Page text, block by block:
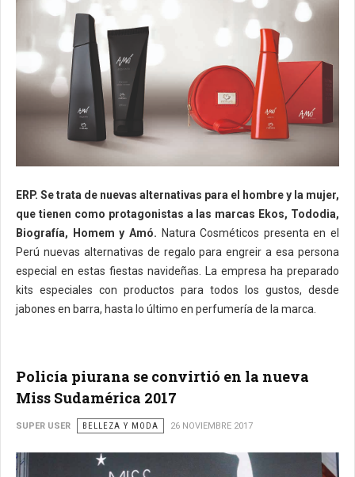
ERP. Se trata de nuevas alternativas para el hombre y la mujer,
que tienen como protagonistas a las marcas Ekos, Tododia,
Biografía, Homem y Amó. Natura Cosméticos presenta en el
Perú nuevas alternativas de regalo para engreir a esa persona
especial en estas fiestas navideñas. La empresa ha preparado
kits especiales con productos para todos los gustos, desde
jabones en barra, hasta lo último en perfumería de la marca.
Policía piurana se convirtió en la nueva
Miss Sudamérica 2017
SUPER USER BELLEZA Y MODA 26 NOVIEMBRE 2017